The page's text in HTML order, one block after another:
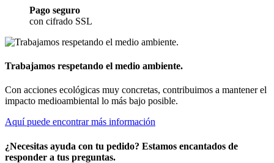
Pago seguro
con cifrado SSL
Trabajamos respetando el medio ambiente.
Con acciones ecológicas muy concretas, contribuimos a mantener el
impacto medioambiental lo más bajo posible.
Aquí puede encontrar más información
¿Necesitas ayuda con tu pedido? Estamos encantados de
responder a tus preguntas.